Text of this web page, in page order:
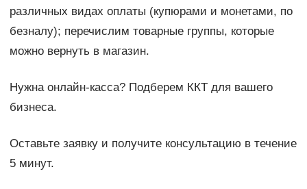
различных видах оплаты (купюрами и монетами, по
безналу); перечислим товарные группы, которые
можно вернуть в магазин.
Нужна онлайн-касса? Подберем ККТ для вашего
бизнеса.
Оставьте заявку и получите консультацию в течение
5 минут.